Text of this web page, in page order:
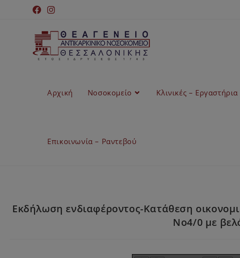
Αρχική Νοσοκομείο Κλινικές – Εργαστήρια
Επικοινωνία – Ραντεβού
Εκδήλωση ενδιαφέροντος-Κατάθεση
Νο4/0 με